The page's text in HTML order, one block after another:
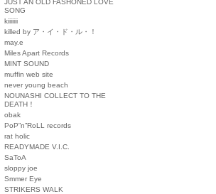
JUST AN OLD FASHONED LOVE
SONG
kiiiiiii
killed by ア・イ・ド・ル・！
may.e
Miles Apart Records
MINT SOUND
muffin web site
never young beach
NOUNASHI COLLECT TO THE
DEATH！
obak
PoP”n”RoLL records
rat holic
READYMADE V.I.C.
SaToA
sloppy joe
Smmer Eye
STRIKERS WALK